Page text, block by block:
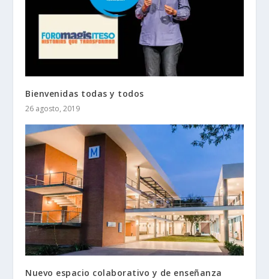
Bienvenidas todas y todos
26 agosto, 2019
Nuevo espacio colaborativo y de enseñanza